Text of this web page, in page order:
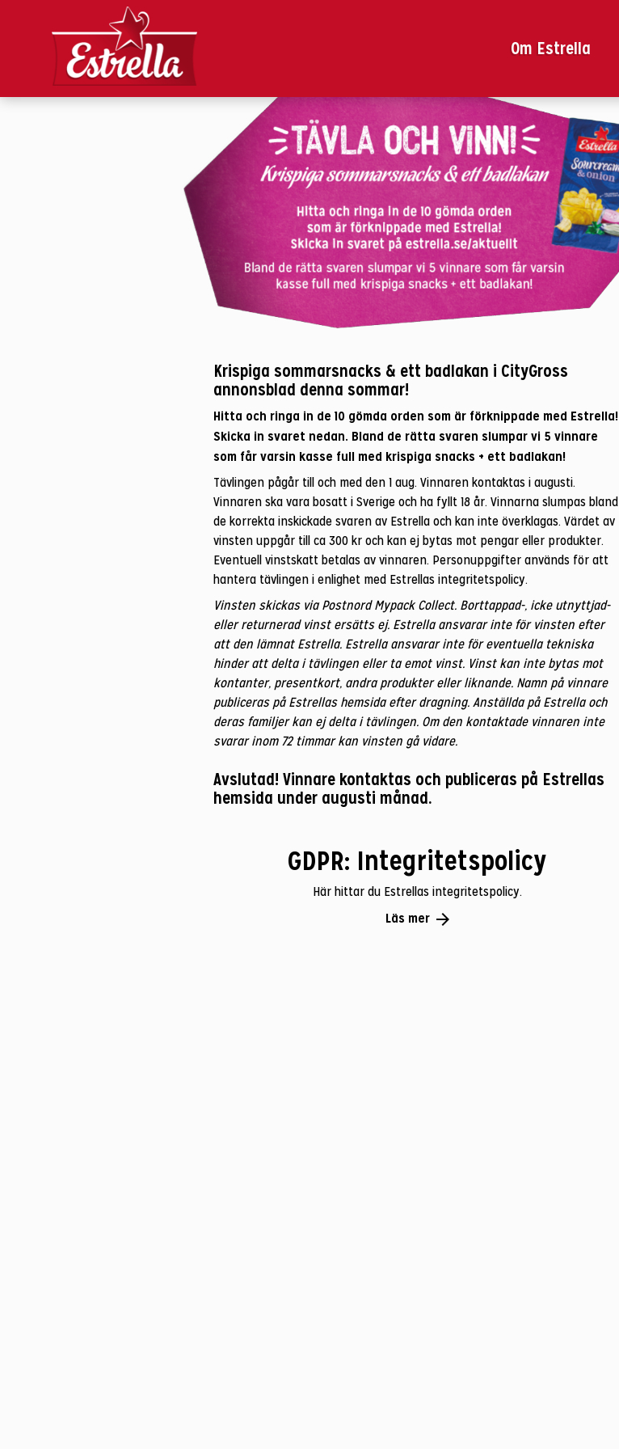
Om Estrella
Krispiga sommarsnacks & ett badlakan i CityGross
annonsblad denna sommar!
Hitta och ringa in de 10 gömda orden som är förknippade med Estrella!
Skicka in svaret nedan. Bland de rätta svaren slumpar vi 5 vinnare
som får varsin kasse full med krispiga snacks + ett badlakan!
Tävlingen pågår till och med den 1 aug. Vinnaren kontaktas i augusti.
Vinnaren ska vara bosatt i Sverige och ha fyllt 18 år. Vinnarna slumpas bland
de korrekta inskickade svaren av Estrella och kan inte överklagas. Värdet av
vinsten uppgår till ca 300 kr och kan ej bytas mot pengar eller produkter.
Eventuell vinstskatt betalas av vinnaren. Personuppgifter används för att
hantera tävlingen i enlighet med Estrellas integritetspolicy.
Vinsten skickas via Postnord Mypack Collect. Borttappad-, icke utnyttjad-
eller returnerad vinst ersätts ej. Estrella ansvarar inte för vinsten efter
att den lämnat Estrella. Estrella ansvarar inte för eventuella tekniska
hinder att delta i tävlingen eller ta emot vinst. Vinst kan inte bytas mot
kontanter, presentkort, andra produkter eller liknande. Namn på vinnare
publiceras på Estrellas hemsida efter dragning. Anställda på Estrella och
deras familjer kan ej delta i tävlingen. Om den kontaktade vinnaren inte
svarar inom 72 timmar kan vinsten gå vidare.
Avslutad! Vinnare kontaktas och publiceras på Estrellas
hemsida under augusti månad.
GDPR: Integritetspolicy
Här hittar du Estrellas integritetspolicy.
Läs mer arrow_forward